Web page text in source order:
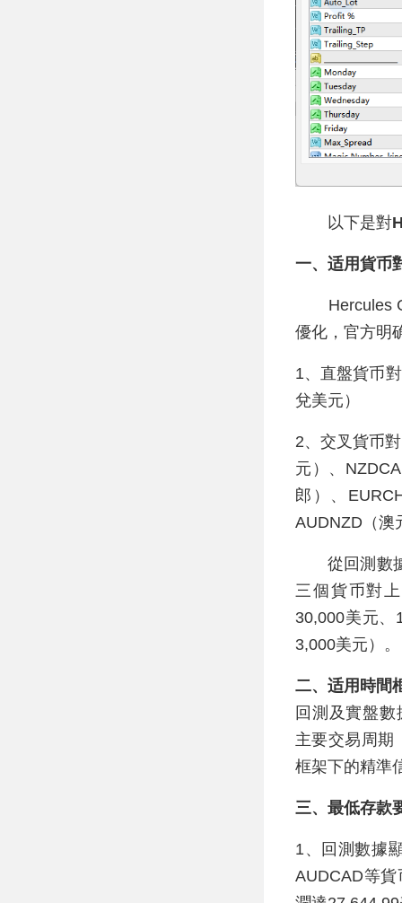
以下是對
一、适用貨币
Hercules
優化，官方明
1、直盤貨币
兌美元）
2、交叉貨币
元）、
郎）、
AUDNZD（澳
從回測數據
三個貨币對
30,000美元
3,000美元）。
二、适用時間
回測及實盤數
主要交易周期
框架下的精準
三、最低存款
1、回測數據
AUDCAD等